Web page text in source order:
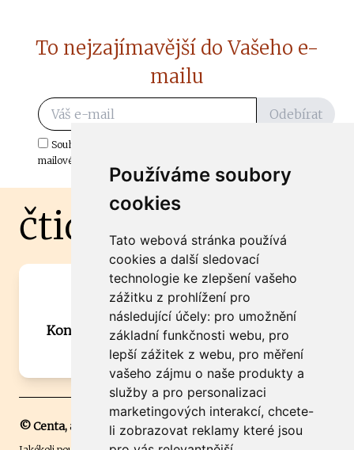
Používáme soubory
cookies
Tato webová stránka používá
cookies a další sledovací
technologie ke zlepšení vašeho
zážitku z prohlížení pro
následující účely: pro umožnění
základní funkčnosti webu, pro
lepší zážitek z webu, pro měření
vašeho zájmu o naše produkty a
služby a pro personalizaci
marketingových interakcí, chcete-
li zobrazovat reklamy které jsou
To nejzajímavější do Vašeho e-
mailu
Odebírat
Souhlasím s odběrem důležitých zpráv ze ČtiDoma.cz do mé e-
mailové schránky.
čtidoma.cz
Máte zajímavou informaci? Chcete
spolupracovat?
Kontaktujte šéfredaktora Martina Chalupu:
chalupa@ctidoma.cz
© Centa, a.s.